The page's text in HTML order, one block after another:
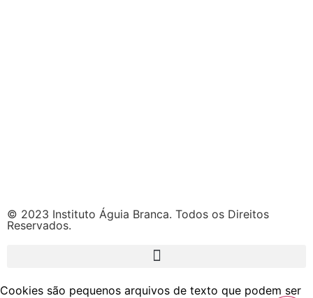
© 2023 Instituto Águia Branca. Todos os Direitos
Reservados.
Cookies são pequenos arquivos de texto que podem ser